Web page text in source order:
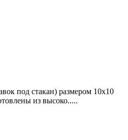
под стакан) размером 10х10
из высоко.....